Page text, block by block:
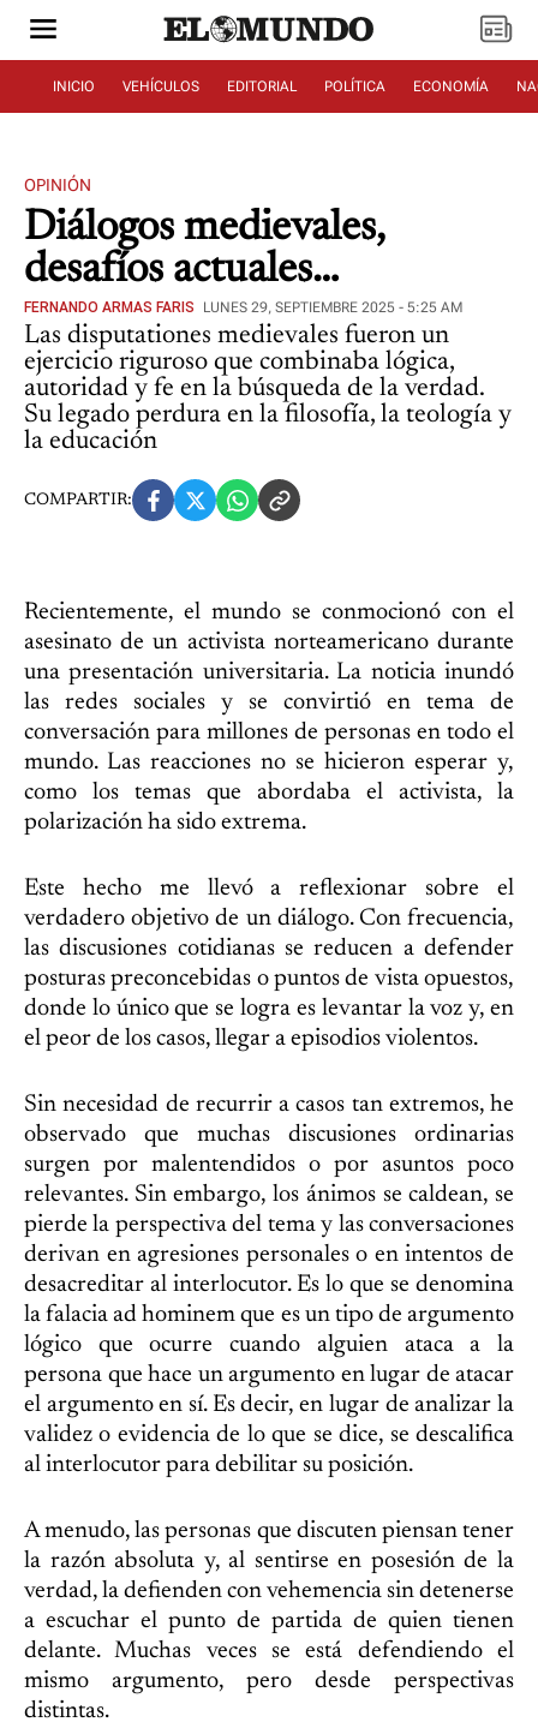
INICIO VEHÍCULOS EDITORIAL POLÍTICA ECONOMÍA
OPINIÓN
Diálogos medievales,
desafíos actuales…
FERNANDO ARMAS FARIS LUNES 29, SEPTIEMBRE 2025 - 5:25 AM
Las disputationes medievales fueron un
ejercicio riguroso que combinaba lógica,
autoridad y fe en la búsqueda de la verdad.
Su legado perdura en la filosofía, la teología y
la educación
COMPARTIR:
Recientemente, el mundo se conmocionó con el
asesinato de un activista norteamericano durante
una presentación universitaria. La noticia inundó
las redes sociales y se convirtió en tema de
conversación para millones de personas en todo el
mundo. Las reacciones no se hicieron esperar y,
como los temas que abordaba el activista, la
polarización ha sido extrema.
Este hecho me llevó a reflexionar sobre el
verdadero objetivo de un diálogo. Con frecuencia,
las discusiones cotidianas se reducen a defender
posturas preconcebidas o puntos de vista opuestos,
donde lo único que se logra es levantar la voz y, en
el peor de los casos, llegar a episodios violentos.
Sin necesidad de recurrir a casos tan extremos, he
observado que muchas discusiones ordinarias
surgen por malentendidos o por asuntos poco
relevantes. Sin embargo, los ánimos se caldean, se
pierde la perspectiva del tema y las conversaciones
derivan en agresiones personales o en intentos de
desacreditar al interlocutor. Es lo que se denomina
la falacia ad hominem que es un tipo de argumento
lógico que ocurre cuando alguien ataca a la
persona que hace un argumento en lugar de atacar
el argumento en sí. Es decir, en lugar de analizar la
validez o evidencia de lo que se dice, se descalifica
al interlocutor para debilitar su posición.
A menudo, las personas que discuten piensan tener
la razón absoluta y, al sentirse en posesión de la
verdad, la defienden con vehemencia sin detenerse
a escuchar el punto de partida de quien tienen
delante. Muchas veces se está defendiendo el
mismo argumento, pero desde perspectivas
distintas.